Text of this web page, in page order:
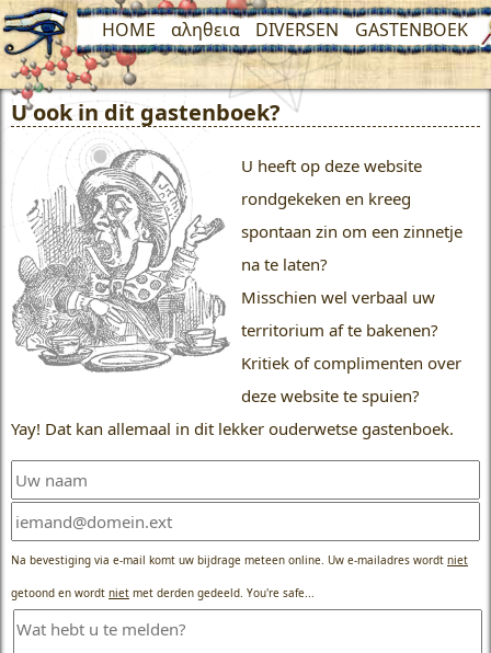
HOME αληθεια DIVERSEN GASTENBOEK
U ook in dit gastenboek?
U heeft op deze website
rondgekeken en kreeg
spontaan zin om een zinnetje
na te laten?
Misschien wel verbaal uw
territorium af te bakenen?
Kritiek of complimenten over
deze website te spuien?
Yay! Dat kan allemaal in dit lekker ouderwetse gastenboek.
Na bevestiging via e-mail komt uw bijdrage meteen online. Uw e-mailadres wordt niet
getoond en wordt niet met derden gedeeld. You're safe...